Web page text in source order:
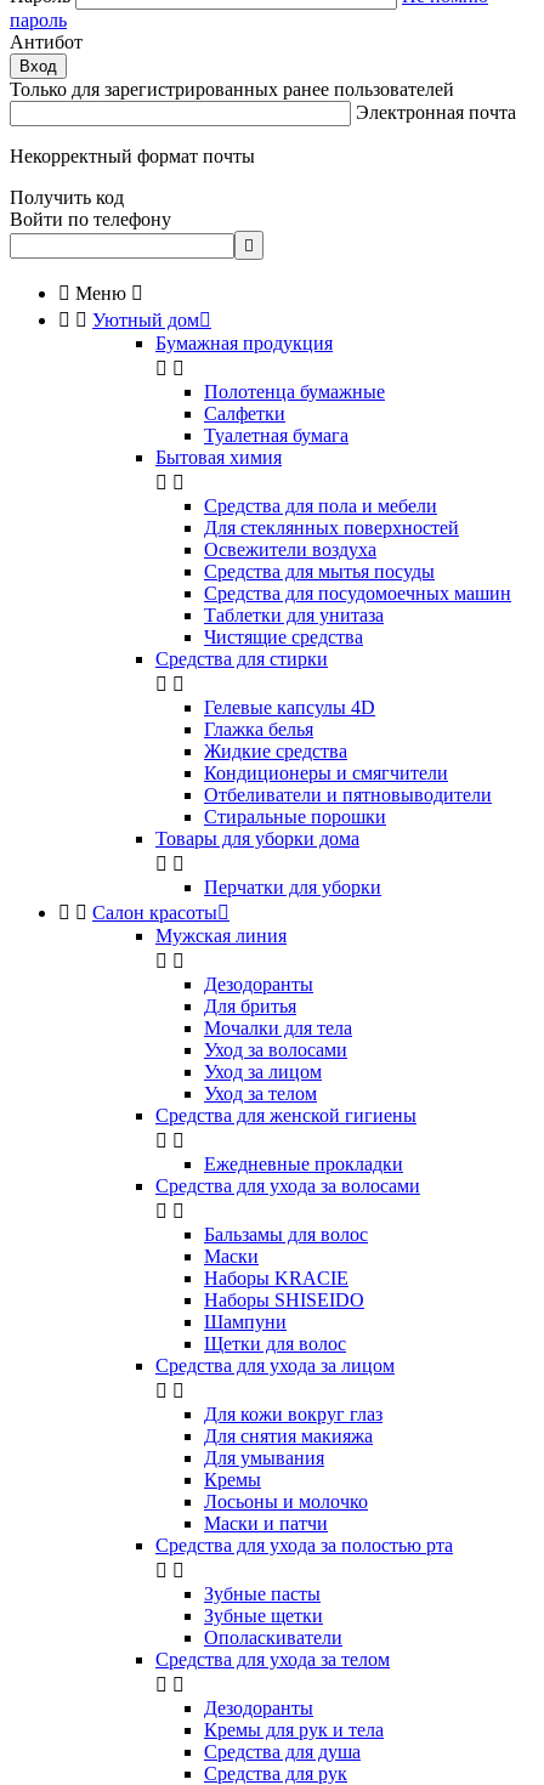
пароль
Антибот
Вход
Только для зарегистрированных ранее пользователей
Электронная почта
Некорректный формат почты
Получить код
Войти по телефону

 Меню 
  Уютный дом
Бумажная продукция
 
Полотенца бумажные
Салфетки
Туалетная бумага
Бытовая химия
 
Cредства для пола и мебели
Для стеклянных поверхностей
Освежители воздуха
Средства для мытья посуды
Средства для посудомоечных машин
Таблетки для унитаза
Чистящие средства
Средства для стирки
 
Гелевые капсулы 4D
Глажка белья
Жидкие средства
Кондиционеры и смягчители
Отбеливатели и пятновыводители
Стиральные порошки
Товары для уборки дома
 
Перчатки для уборки
  Салон красоты
Мужская линия
 
Дезодоранты
Для бритья
Мочалки для тела
Уход за волосами
Уход за лицом
Уход за телом
Средства для женской гигиены
 
Ежедневные прокладки
Средства для ухода за волосами
 
Бальзамы для волос
Маски
Наборы KRACIE
Наборы SHISEIDO
Шампуни
Щетки для волос
Средства для ухода за лицом
 
Для кожи вокруг глаз
Для снятия макияжа
Для умывания
Кремы
Лосьоны и молочко
Маски и патчи
Средства для ухода за полостью рта
 
Зубные пасты
Зубные щетки
Ополаскиватели
Средства для ухода за телом
 
Дезодоранты
Кремы для рук и тела
Средства для душа
Средства для рук